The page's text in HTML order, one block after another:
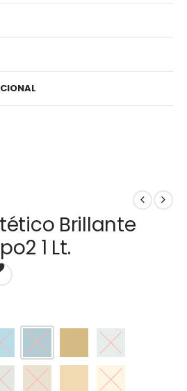
Brillante
1 Lt.
Azul TrafulAzulejo Gris Espacial
Gris PerlaMarfil Marfil Champagne
Marfil Seda